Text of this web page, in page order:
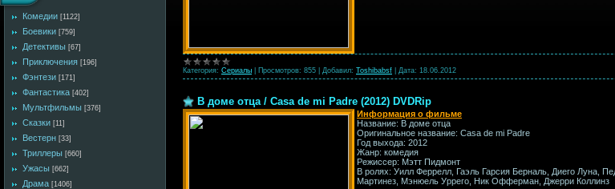
Комедии [1122]
Боевики [759]
Детективы [67]
Приключения [196]
Фэнтези [171]
Фантастика [402]
Мультфильмы [376]
Сказки [11]
Вестерн [33]
Триллеры [660]
Ужасы [662]
Драма [1406]
Категория: Сериалы Просмотров: 855 Добавил: Toshibabsf Дата: 18.06.2012
В доме отца / Casa de mi Padre (2012) DVDRip
Информация о фильме
Название: В доме отца
Оригинальное название: Casa de mi Padre
Год выхода: 2012
Жанр: комедия
Режиссер: Мэтт Пидмонт
В ролях: Уилл Феррелл, Гаэль Гарсия Берналь, Диего Луна,
Мартинез, Мэнюель Уррего, Ник Офферман, Джерри Коллинз